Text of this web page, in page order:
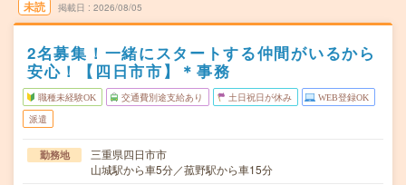
未読 掲載日 2026/08/05
2名募集！一緒にスタートする仲間がいるから
安心！【四日市市】＊事務
職種未経験OK 交通費別途支給あり 土日祝日が休み WEB登録OK
派遣
勤務地
三重県四日市市
山城駅から車5分／菰野駅から車15分